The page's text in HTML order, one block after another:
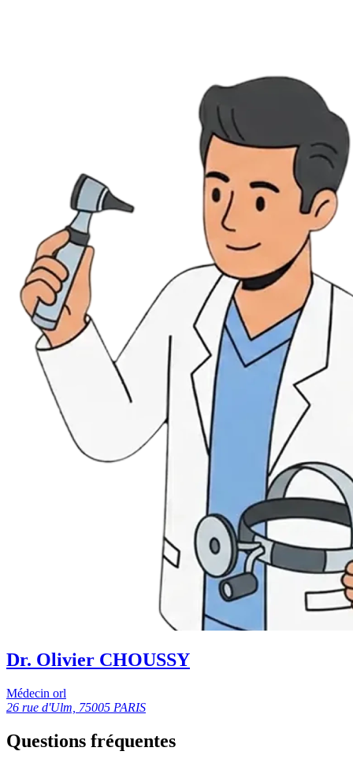
Dr. Olivier CHOUSSY
Médecin orl
26 rue d'Ulm, 75005 PARIS
Questions fréquentes